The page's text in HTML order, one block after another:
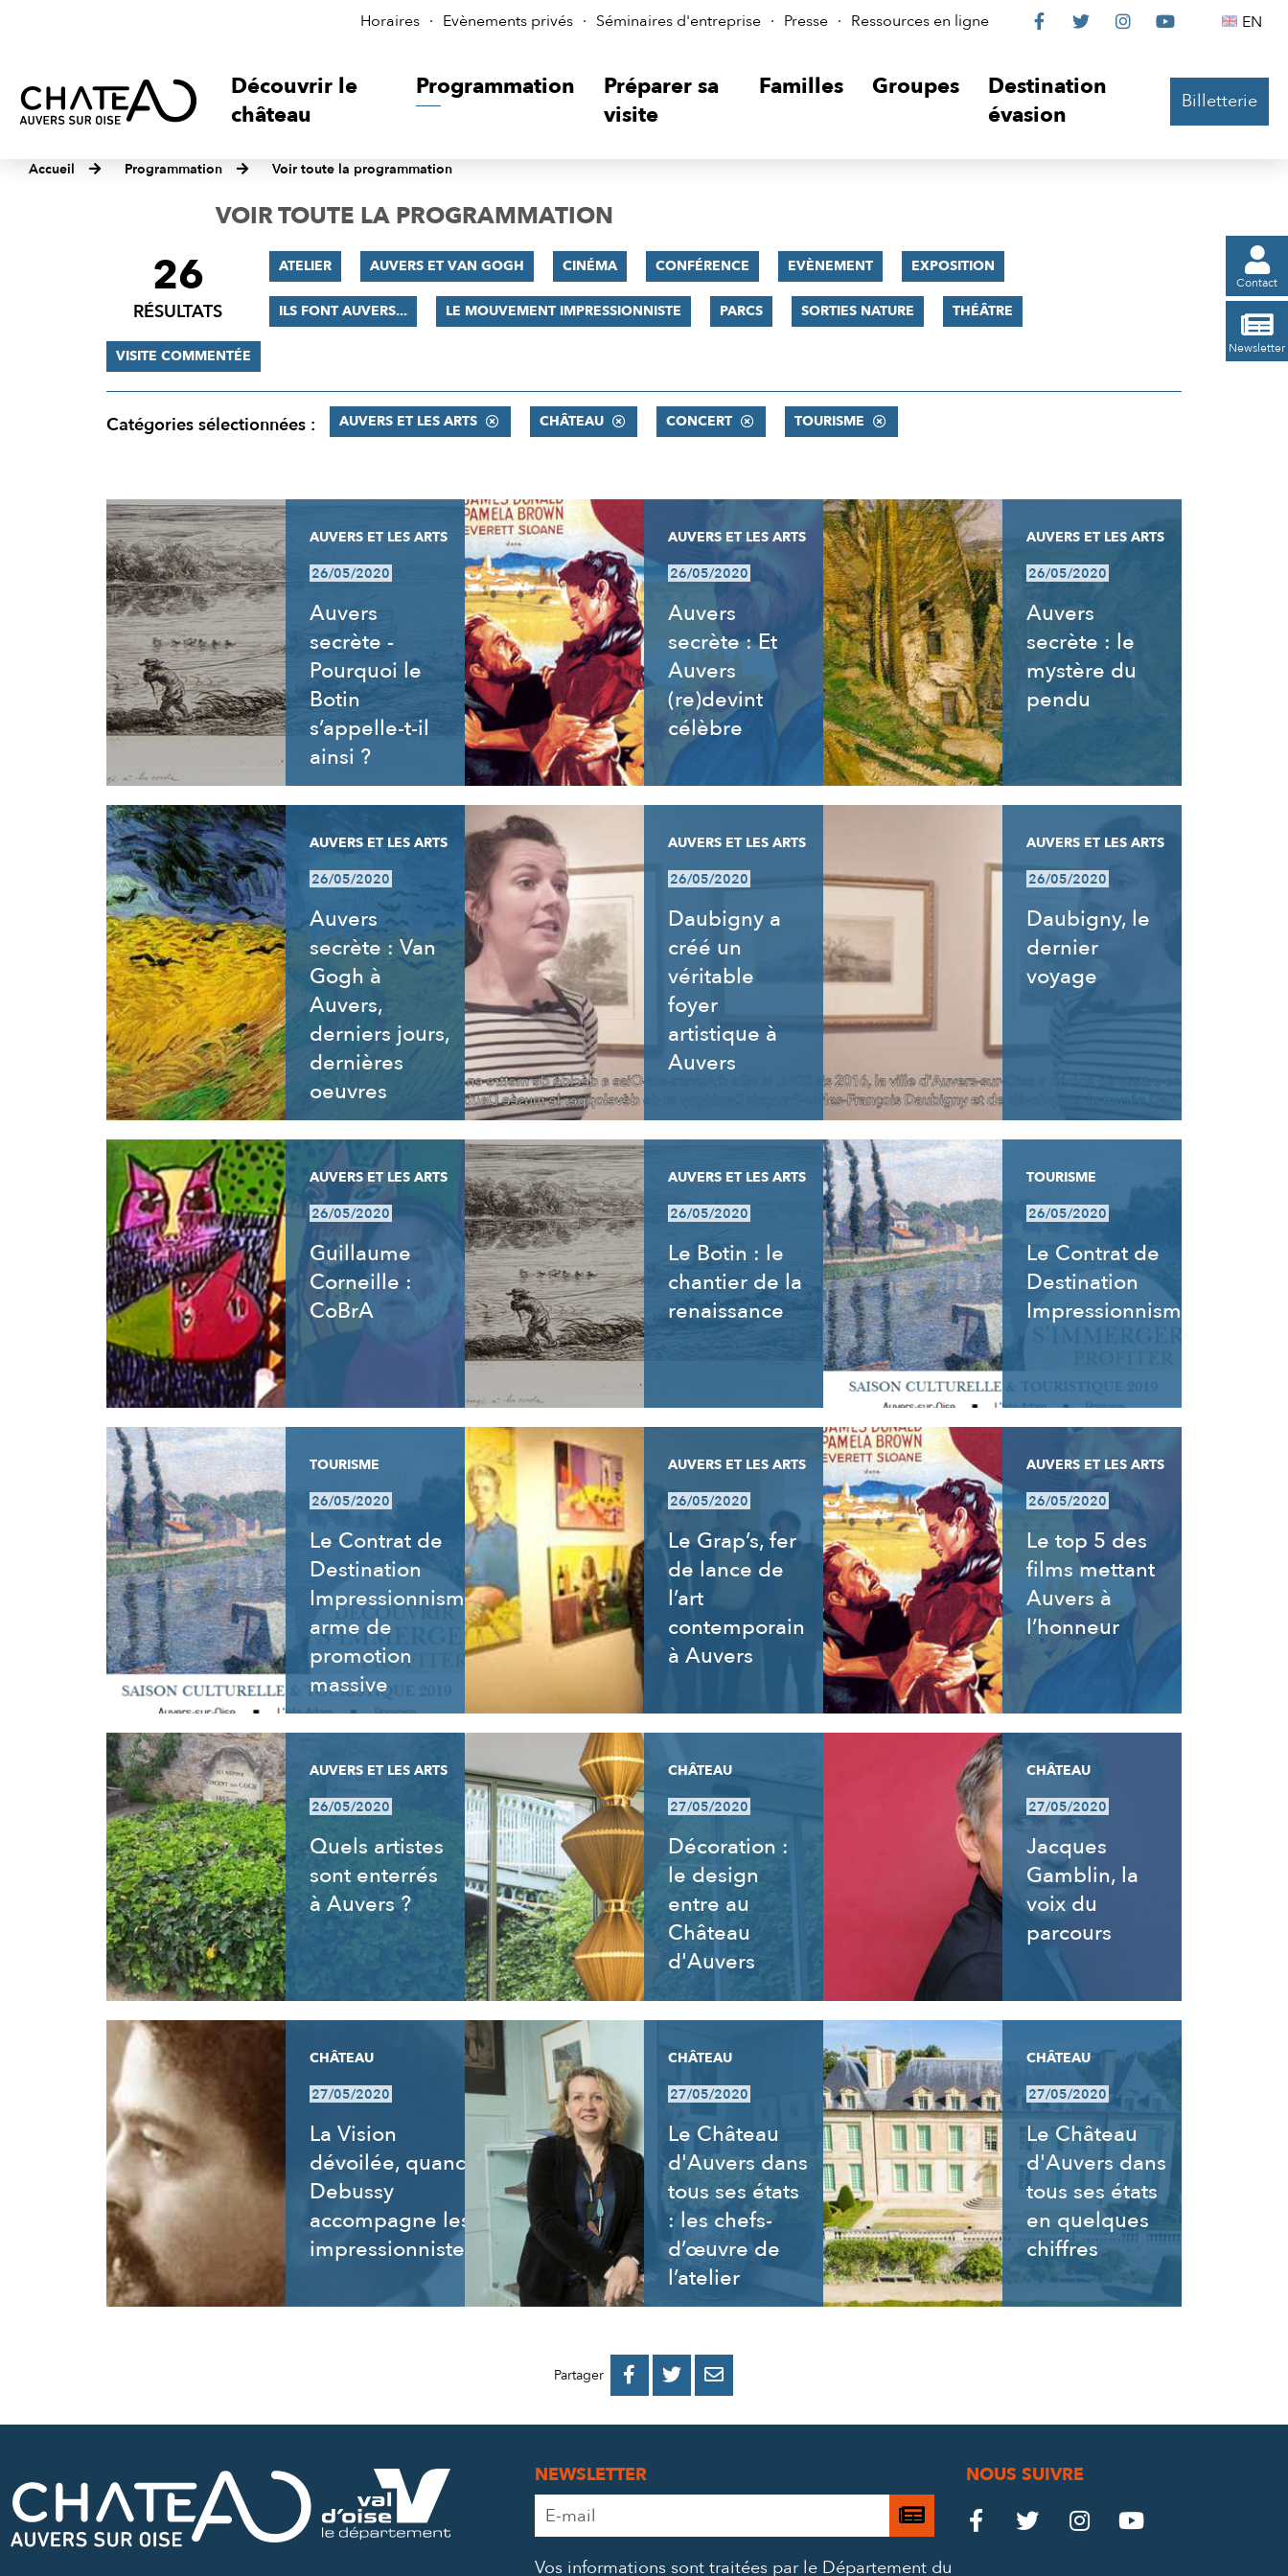
Horaires Evènements privés Séminaires d'entreprise Presse Ressources en ligne
Le
sur

Le

Le

Le
 EN
Découvrir le
château
Programmation
Préparer sa
visite
Familles Groupes
Destination
évasion
Billetterie
Accueil Programmation Voir toute la programmation

Contact

Newsletter
VOIR TOUTE LA PROGRAMMATION
FILTRER
RÉSULTATS
26
RÉSULTATS
ATELIER AUVERS ET VAN GOGH CINÉMA CONFÉRENCE EVÈNEMENT EXPOSITION
ILS FONT AUVERS... LE MOUVEMENT IMPRESSIONNISTE PARCS SORTIES NATURE THÉÂTRE
VISITE COMMENTÉE
Catégories sélectionnées : AUVERS ET LES ARTS CHÂTEAU CONCERT TOURISME
RÉSULTATS
AUVERS ET LES ARTS
26/05/2020
Auvers
secrète -
Pourquoi le
Botin
s’appelle-t-il
ainsi ?
AUVERS ET LES ARTS
26/05/2020
Auvers
secrète : Et
Auvers
(re)devint
célèbre
AUVERS ET LES ARTS
26/05/2020
Auvers
secrète : le
mystère du
pendu
AUVERS ET LES ARTS
26/05/2020
Auvers
secrète : Van
Gogh à
Auvers,
derniers jours,
dernières
oeuvres
AUVERS ET LES ARTS
26/05/2020
Daubigny a
créé un
véritable
foyer
artistique à
Auvers
AUVERS ET LES ARTS
26/05/2020
Daubigny, le
dernier
voyage
AUVERS ET LES ARTS
26/05/2020
Guillaume
Corneille :
CoBrA
AUVERS ET LES ARTS
26/05/2020
Le Botin : le
chantier de la
renaissance
TOURISME
26/05/2020
Le Contrat de
Destination
Impressionnisme
TOURISME
26/05/2020
Le Contrat de
Destination
Impressionnisme,
arme de
promotion
massive
AUVERS ET LES ARTS
26/05/2020
Le Grap’s, fer
de lance de
l’art
contemporain
à Auvers
AUVERS ET LES ARTS
26/05/2020
Le top 5 des
films mettant
Auvers à
l’honneur
AUVERS ET LES ARTS
26/05/2020
Quels artistes
sont enterrés
à Auvers ?
CHÂTEAU
27/05/2020
Décoration :
le design
entre au
Château
d'Auvers
CHÂTEAU
27/05/2020
Jacques
Gamblin, la
voix du
parcours
CHÂTEAU
27/05/2020
La Vision
dévoilée, quand
Debussy
accompagne les
impressionnistes
CHÂTEAU
27/05/2020
Le Château
d'Auvers dans
tous ses états
: les chefs-
d’œuvre de
l’atelier
CHÂTEAU
27/05/2020
Le Château
d'Auvers dans
tous ses états
en quelques
chiffres
Partager 
PARTAGER
PARTAGER
PARTAGER
NEWSLETTER
Adresse
e-
Je
m’abonne
Vos informations sont traitées par le Département du
NOUS SUIVRE
Le

Le

Le

Le
